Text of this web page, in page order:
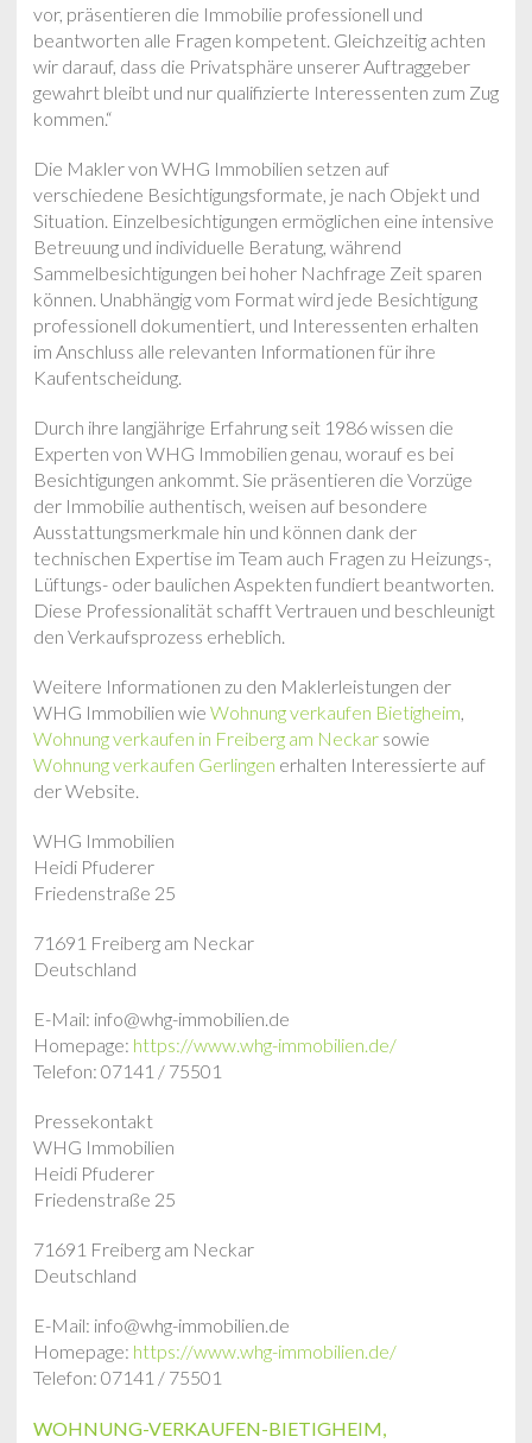
vor, präsentieren die Immobilie professionell und
beantworten alle Fragen kompetent. Gleichzeitig achten
wir darauf, dass die Privatsphäre unserer Auftraggeber
gewahrt bleibt und nur qualifizierte Interessenten zum Zug
kommen.“
Die Makler von WHG Immobilien setzen auf
verschiedene Besichtigungsformate, je nach Objekt und
Situation. Einzelbesichtigungen ermöglichen eine intensive
Betreuung und individuelle Beratung, während
Sammelbesichtigungen bei hoher Nachfrage Zeit sparen
können. Unabhängig vom Format wird jede Besichtigung
professionell dokumentiert, und Interessenten erhalten
im Anschluss alle relevanten Informationen für ihre
Kaufentscheidung.
Durch ihre langjährige Erfahrung seit 1986 wissen die
Experten von WHG Immobilien genau, worauf es bei
Besichtigungen ankommt. Sie präsentieren die Vorzüge
der Immobilie authentisch, weisen auf besondere
Ausstattungsmerkmale hin und können dank der
technischen Expertise im Team auch Fragen zu Heizungs-,
Lüftungs- oder baulichen Aspekten fundiert beantworten.
Diese Professionalität schafft Vertrauen und beschleunigt
den Verkaufsprozess erheblich.
Weitere Informationen zu den Maklerleistungen der
WHG Immobilien wie Wohnung verkaufen Bietigheim,
Wohnung verkaufen in Freiberg am Neckar sowie
Wohnung verkaufen Gerlingen erhalten Interessierte auf
der Website.
WHG Immobilien
Heidi Pfuderer
Friedenstraße 25
71691 Freiberg am Neckar
Deutschland
E-Mail: info@whg-immobilien.de
Homepage: https://www.whg-immobilien.de/
Telefon: 07141 / 75501
Pressekontakt
WHG Immobilien
Heidi Pfuderer
Friedenstraße 25
71691 Freiberg am Neckar
Deutschland
E-Mail: info@whg-immobilien.de
Homepage: https://www.whg-immobilien.de/
Telefon: 07141 / 75501
WOHNUNG-VERKAUFEN-BIETIGHEIM,